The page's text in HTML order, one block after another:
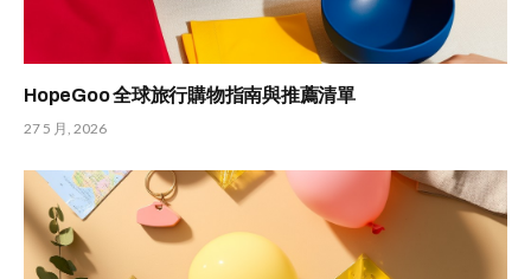
HopeGoo 全球旅行購物指南與推薦清單
27 5 月, 2026